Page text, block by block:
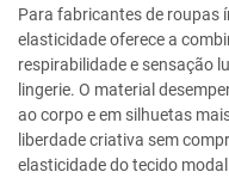
Para fabricantes de roupas
elasticidade oferece a
respirabilidade e sensação
lingerie. O material
ao corpo e em silhuetas
liberdade criativa sem
elasticidade do tecido